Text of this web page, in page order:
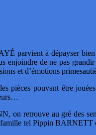
parvient à dépayser
enjoindre de ne pas
et d’émotions
pièces pouvant être
retrouve au gré des
tel Pippin